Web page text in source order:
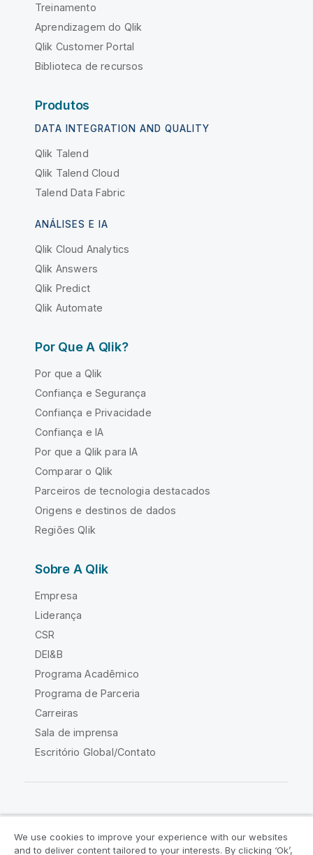
Treinamento
Aprendizagem do Qlik
Qlik Customer Portal
Biblioteca de recursos
Produtos
DATA INTEGRATION AND QUALITY
Qlik Talend
Qlik Talend Cloud
Talend Data Fabric
ANÁLISES E IA
Qlik Cloud Analytics
Qlik Answers
Qlik Predict
Qlik Automate
Por Que A Qlik?
Por que a Qlik
Confiança e Segurança
Confiança e Privacidade
Confiança e IA
Por que a Qlik para IA
Comparar o Qlik
Parceiros de tecnologia destacados
Origens e destinos de dados
Regiões Qlik
Sobre A Qlik
Empresa
Liderança
CSR
DEI&B
Programa Acadêmico
Programa de Parceria
Carreiras
Sala de imprensa
Escritório Global/Contato
We use cookies to improve your experience with our websites
and to deliver content tailored to your interests. By clicking ‘Ok’,